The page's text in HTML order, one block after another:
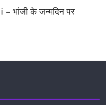
भांजी के जन्मदिन पर